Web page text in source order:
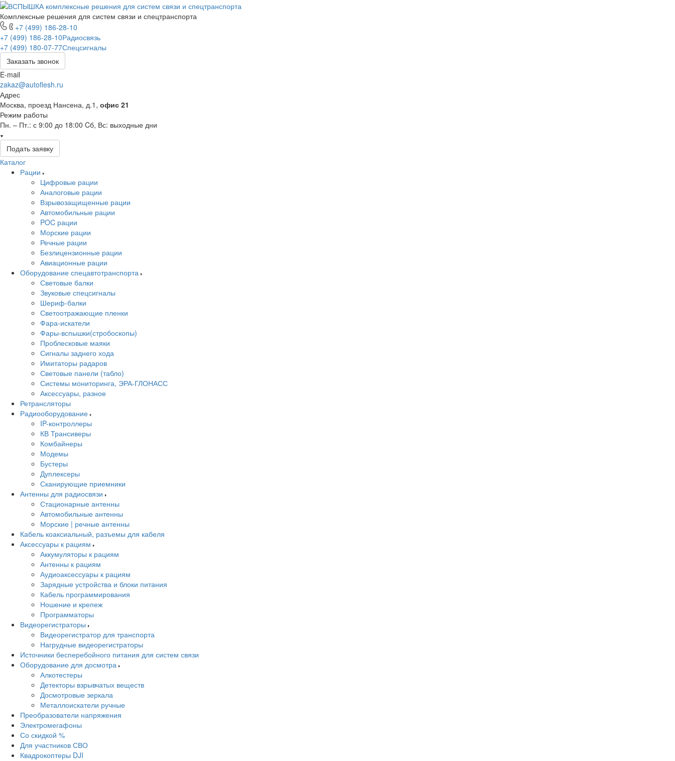
Комплексные решения для систем связи и спецтранспорта
+7 (499) 186-28-10
+7 (499) 186-28-10Радиосвязь
+7 (499) 180-07-77Спецсигналы
Заказать звонок
E-mail
zakaz@autoflesh.ru
Адрес
Москва, проезд Нансена, д.1, офис 21
Режим работы
Пн. – Пт.: с 9:00 до 18:00 Cб, Вс: выходные дни
Подать заявку
Каталог
Рации
Цифровые рации
Аналоговые рации
Взрывозащищенные рации
Автомобильные рации
POC рации
Морские рации
Речные рации
Безлицензионные рации
Авиационные рации
Оборудование спецавтотранспорта
Световые балки
Звуковые спецсигналы
Шериф-балки
Светоотражающие пленки
Фара-искатели
Фары-вспышки(стробоскопы)
Проблесковые маяки
Сигналы заднего хода
Имитаторы радаров
Световые панели (табло)
Системы мониторинга, ЭРА-ГЛОНАСС
Аксессуары, разное
Ретрансляторы
Радиооборудование
IP-контроллеры
КВ Трансиверы
Комбайнеры
Модемы
Бустеры
Дуплексеры
Сканирующие приемники
Антенны для радиосвязи
Стационарные антенны
Автомобильные антенны
Морские | речные антенны
Кабель коаксиальный, разъемы для кабеля
Аксессуары к рациям
Аккумуляторы к рациям
Антенны к рациям
Аудиоаксессуары к рациям
Зарядные устройства и блоки питания
Кабель программирования
Ношение и крепеж
Программаторы
Видеорегистраторы
Видеорегистратор для транспорта
Нагрудные видеорегистраторы
Источники бесперебойного питания для систем связи
Оборудование для досмотра
Алкотестеры
Детекторы взрывчатых веществ
Досмотровые зеркала
Металлоискатели ручные
Преобразователи напряжения
Электромегафоны
Со скидкой %
Для участников СВО
Квадрокоптеры DJI